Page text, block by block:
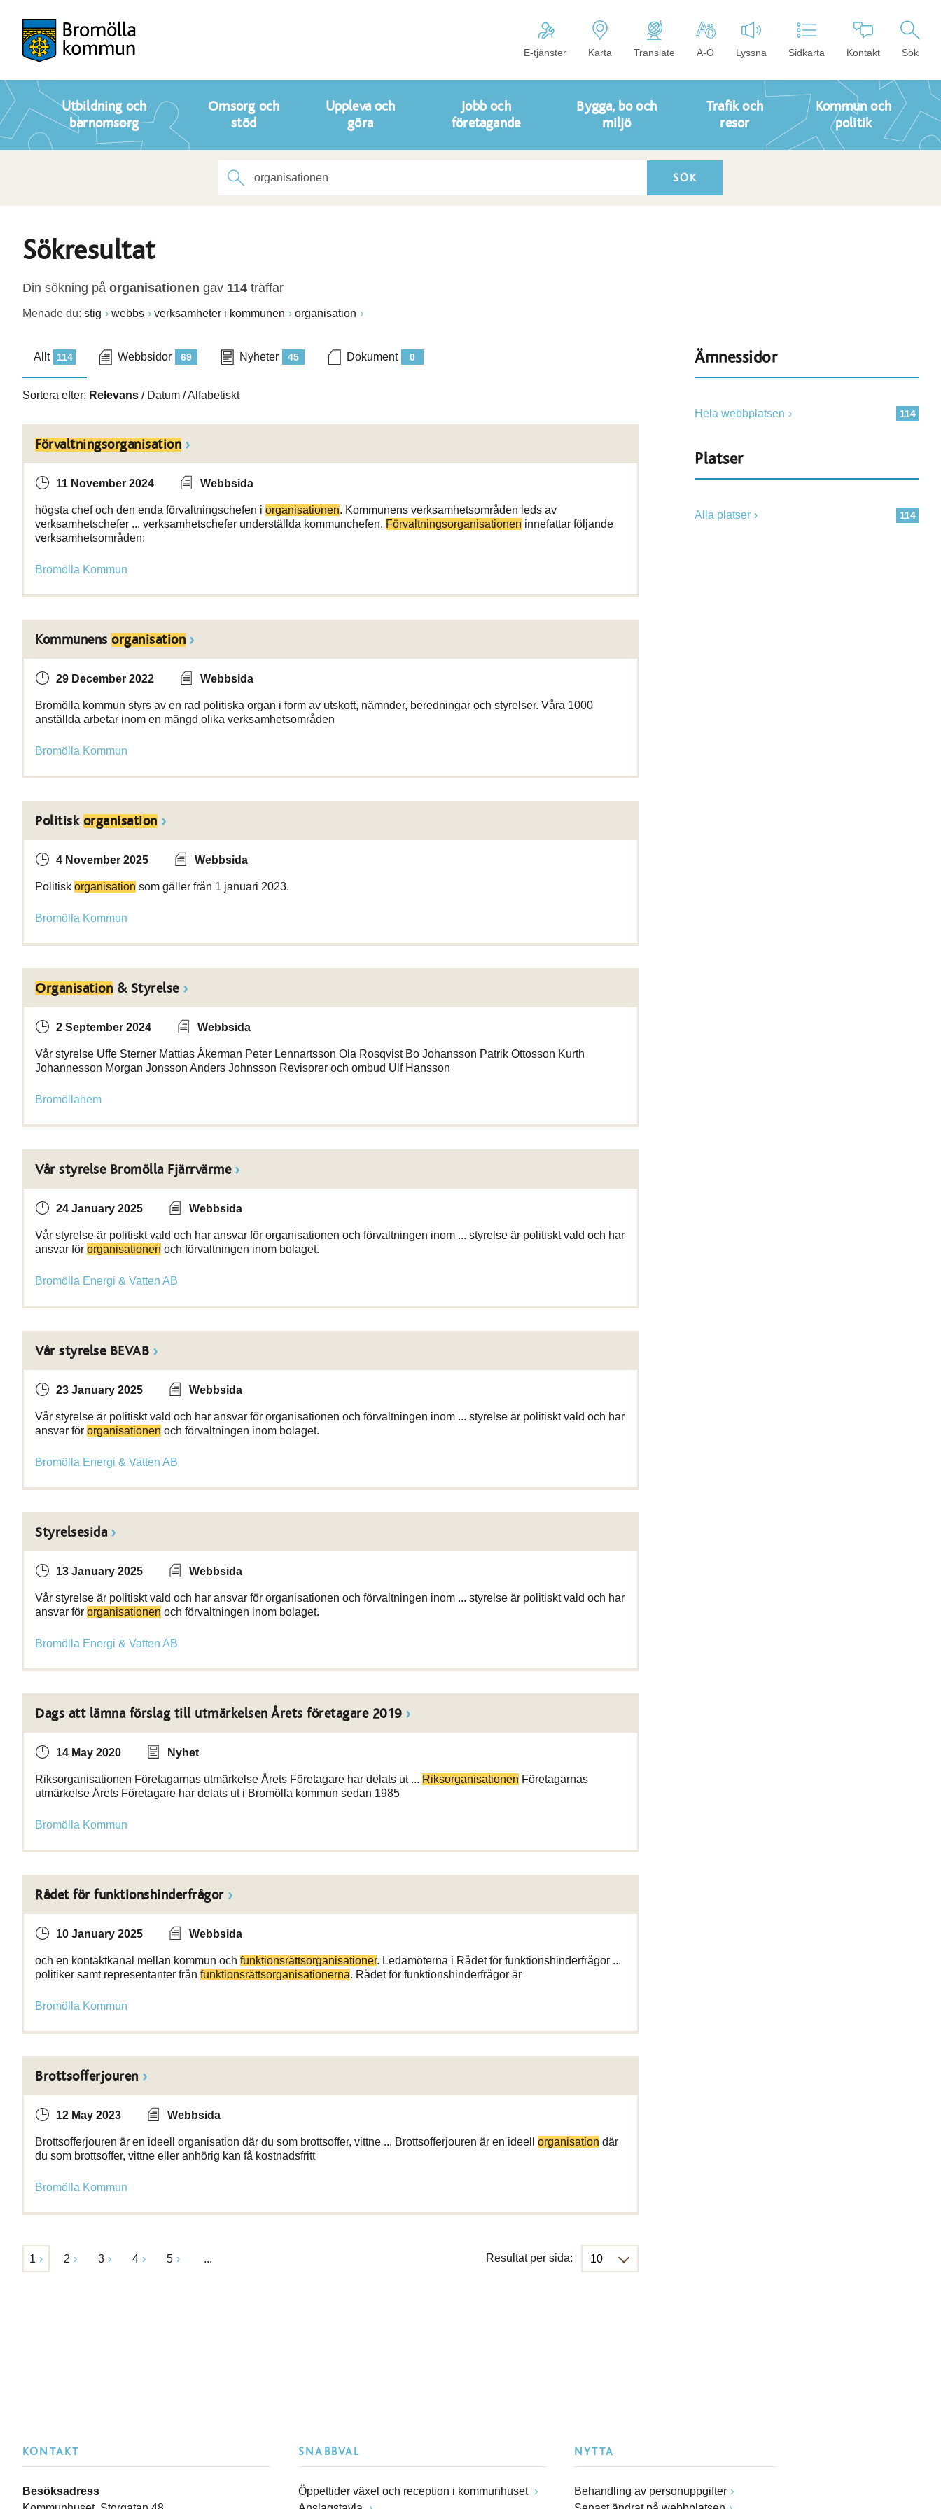
E-tjänster Karta Translate A-Ö Lyssna Sidkarta Kontakt Sök
Utbildning och
barnomsorg
Omsorg och
stöd
Uppleva och
göra
Jobb och
företagande
Bygga, bo och
miljö
Trafik och
resor
Kommun och
politik
Sökresultat
Din sökning på organisationen gav 114 träffar
Menade du: stig webbs verksamheter i kommunen organisation
114
Allt 69
Webbsidor 45
Nyheter 0
Dokument
Sortera efter: Relevans / Datum /Alfabetiskt
Förvaltningsorganisation
11 November 2024 Webbsida
högsta chef och den enda förvaltningschefen i organisationen. Kommunens verksamhetsområden leds av
verksamhetschefer ... verksamhetschefer underställda kommunchefen. Förvaltningsorganisationen innefattar följande
verksamhetsområden:
Bromölla Kommun
Kommunens organisation
29 December 2022 Webbsida
Bromölla kommun styrs av en rad politiska organ i form av utskott, nämnder, beredningar och styrelser. Våra 1000
anställda arbetar inom en mängd olika verksamhetsområden
Bromölla Kommun
Politisk organisation
4 November 2025 Webbsida
Politisk organisation som gäller från 1 januari 2023.
Bromölla Kommun
Organisation & Styrelse
2 September 2024 Webbsida
Vår styrelse Uffe Sterner Mattias Åkerman Peter Lennartsson Ola Rosqvist Bo Johansson Patrik Ottosson Kurth
Johannesson Morgan Jonsson Anders Johnsson Revisorer och ombud Ulf Hansson
Bromöllahem
Vår styrelse Bromölla Fjärrvärme
24 January 2025 Webbsida
Vår styrelse är politiskt vald och har ansvar för organisationen och förvaltningen inom ... styrelse är politiskt vald och har
ansvar för organisationen och förvaltningen inom bolaget.
Bromölla Energi & Vatten AB
Vår styrelse BEVAB
23 January 2025 Webbsida
Vår styrelse är politiskt vald och har ansvar för organisationen och förvaltningen inom ... styrelse är politiskt vald och har
ansvar för organisationen och förvaltningen inom bolaget.
Bromölla Energi & Vatten AB
Styrelsesida
13 January 2025 Webbsida
Vår styrelse är politiskt vald och har ansvar för organisationen och förvaltningen inom ... styrelse är politiskt vald och har
ansvar för organisationen och förvaltningen inom bolaget.
Bromölla Energi & Vatten AB
Dags att lämna förslag till utmärkelsen Årets företagare 2019
14 May 2020 Nyhet
Riksorganisationen Företagarnas utmärkelse Årets Företagare har delats ut ... Riksorganisationen Företagarnas
utmärkelse Årets Företagare har delats ut i Bromölla kommun sedan 1985
Bromölla Kommun
Rådet för funktionshinderfrågor
10 January 2025 Webbsida
och en kontaktkanal mellan kommun och funktionsrättsorganisationer. Ledamöterna i Rådet för funktionshinderfrågor ...
politiker samt representanter från funktionsrättsorganisationerna. Rådet för funktionshinderfrågor är
Bromölla Kommun
Brottsofferjouren
12 May 2023 Webbsida
Brottsofferjouren är en ideell organisation där du som brottsoffer, vittne ... Brottsofferjouren är en ideell organisation där
du som brottsoffer, vittne eller anhörig kan få kostnadsfritt
Bromölla Kommun
1 2 3 4 5 ... Resultat per sida:
Ämnessidor
114
Hela webbplatsen
Platser
114
Alla platser
KONTAKT
Besöksadress
SNABBVAL
Öppettider växel och reception i kommunhuset
NYTTA
Behandling av personuppgifter